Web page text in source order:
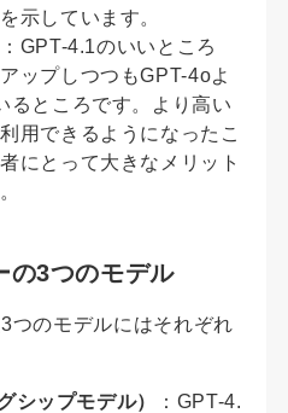
示しています。
：GPT-4.1のいいところ
ップしつつもGPT-4oよ
るところです。より高い
用できるようになったこ
にとって大きなメリット
の3つのモデル
つのモデルにはそれぞれ
シップモデル）
：GPT-4.